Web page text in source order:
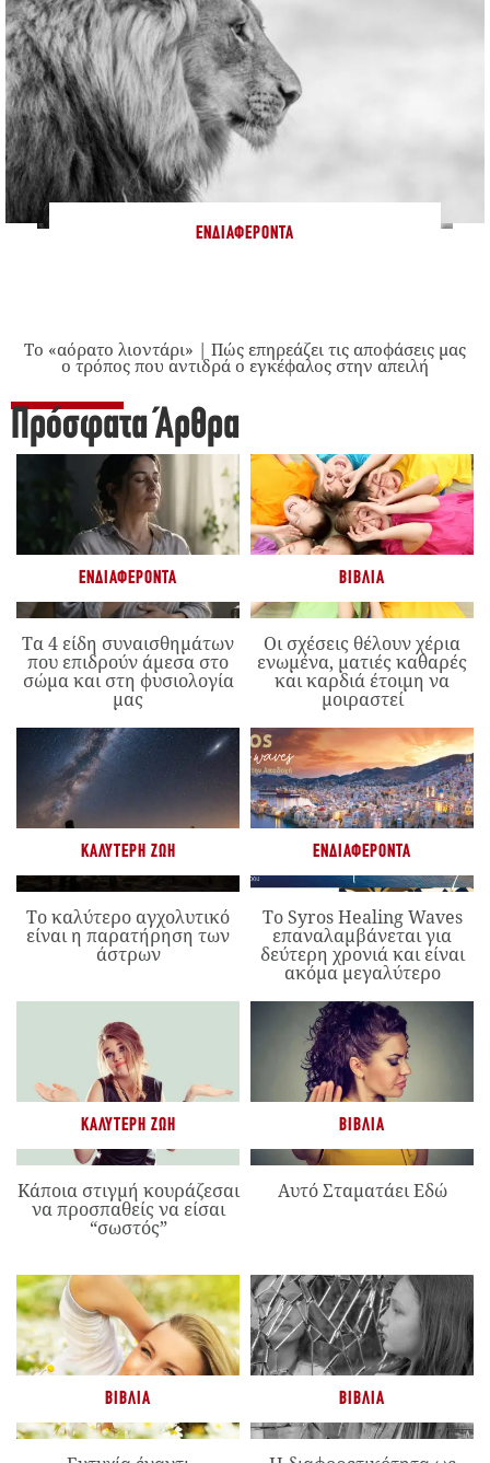
ΕΝΔΙΑΦΈΡΟΝΤΑ
Το «αόρατο λιοντάρι» | Πώς επηρεάζει τις αποφάσεις μας
ο τρόπος που αντιδρά ο εγκέφαλος στην απειλή
Πρόσφατα Άρθρα
ΕΝΔΙΑΦΈΡΟΝΤΑ
Τα 4 είδη συναισθημάτων
που επιδρούν άμεσα στο
σώμα και στη φυσιολογία
μας
ΒΙΒΛΊΑ
Οι σχέσεις θέλουν χέρια
ενωμένα, ματιές καθαρές
και καρδιά έτοιμη να
μοιραστεί
ΚΑΛΎΤΕΡΗ ΖΩΉ
Το καλύτερο αγχολυτικό
είναι η παρατήρηση των
άστρων
ΕΝΔΙΑΦΈΡΟΝΤΑ
Το Syros Healing Waves
επαναλαμβάνεται για
δεύτερη χρονιά και είναι
ακόμα μεγαλύτερο
ΚΑΛΎΤΕΡΗ ΖΩΉ
Κάποια στιγμή κουράζεσαι
να προσπαθείς να είσαι
“σωστός”
ΒΙΒΛΊΑ
Αυτό Σταματάει Εδώ
ΒΙΒΛΊΑ ΒΙΒΛΊΑ